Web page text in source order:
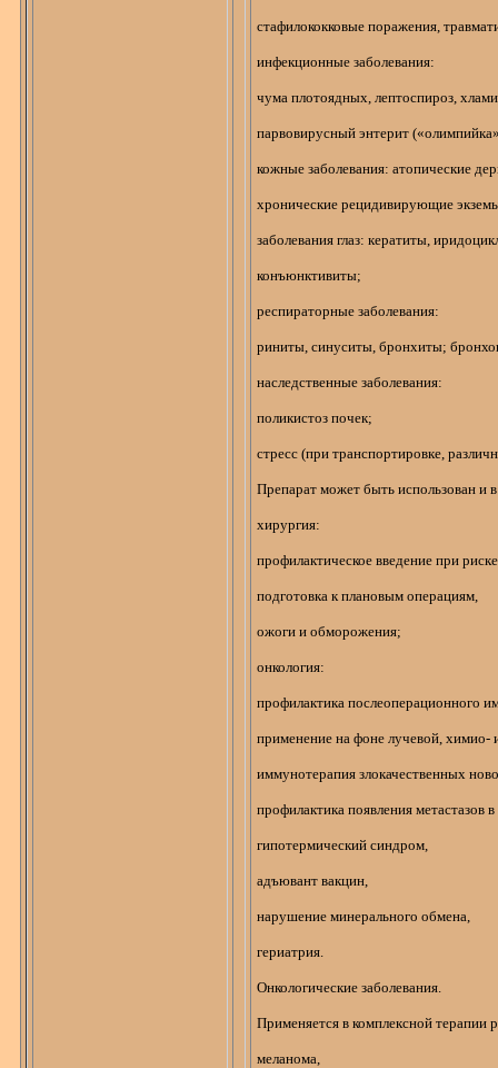
стафилококковые поражения,
инфекционные заболевания:
чума плотоядных, лептоспироз,
парвовирусный энтерит
кожные заболевания:атопические
хронические рецидивирующие
заболевания глаз: кератиты,
конъюнктивиты;
респираторные заболевания:
риниты, синуситы, бронхиты;
наследственные заболевания:
поликистоз почек;
стресс (при транспортировке,
Препарат может быть использован и
хирургия:
профилактическое введение при
подготовка к плановым операциям,
ожоги и обморожения;
онкология:
профилактика послеоперационного
применение на фоне лучевой,химио-
иммунотерапия злокачественных
профилактика появления метастазов
гипотермический синдром,
адъювант вакцин,
нарушение минерального обмена,
гериатрия.
Онкологические заболевания.
Применяется в комплексной терапии
меланома,